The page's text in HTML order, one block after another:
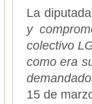
La
y
colectivo
como era
15 de